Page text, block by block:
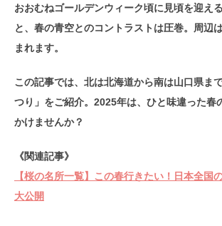
おおむねゴールデンウィーク頃に見頃を迎え
と、春の青空とのコントラストは圧巻。周辺
まれます。
この記事では、北は北海道から南は山口県ま
つり」をご紹介。2025年は、ひと味違った春
かけませんか？
《関連記事》
【桜の名所一覧】この春行きたい！日本全国
大公開